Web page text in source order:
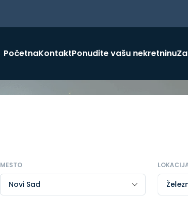
PočetnaKontaktPonudite vašu nekretninu
MESTO